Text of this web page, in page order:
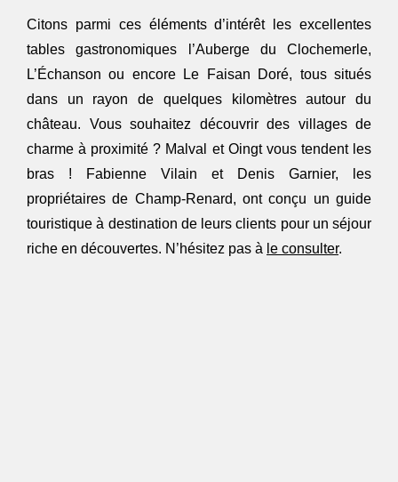
Citons parmi ces éléments d’intérêt les excellentes
tables gastronomiques l’Auberge du Clochemerle,
L’Échanson ou encore Le Faisan Doré, tous situés
dans un rayon de quelques kilomètres autour du
château. Vous souhaitez découvrir des villages de
charme à proximité ? Malval et Oingt vous tendent les
bras ! Fabienne Vilain et Denis Garnier, les
propriétaires de Champ-Renard, ont conçu un guide
touristique à destination de leurs clients pour un séjour
riche en découvertes. N’hésitez pas à le consulter.